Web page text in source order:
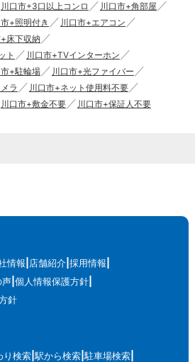
川口市+3口以上コンロ
川口市+角部屋
+照明付き
川口市+エアコン
床下収納
ト
川口市+TVインターホン
市+駐輪場
川口市+光ファイバー
ラ
川口市+ネット使用料不要
川口市+敷金不要 川口市+保証人不要
情報 店舗紹介 採用情報
声 個人情報保護方針
針
り検索 駅から検索 駐車場検索